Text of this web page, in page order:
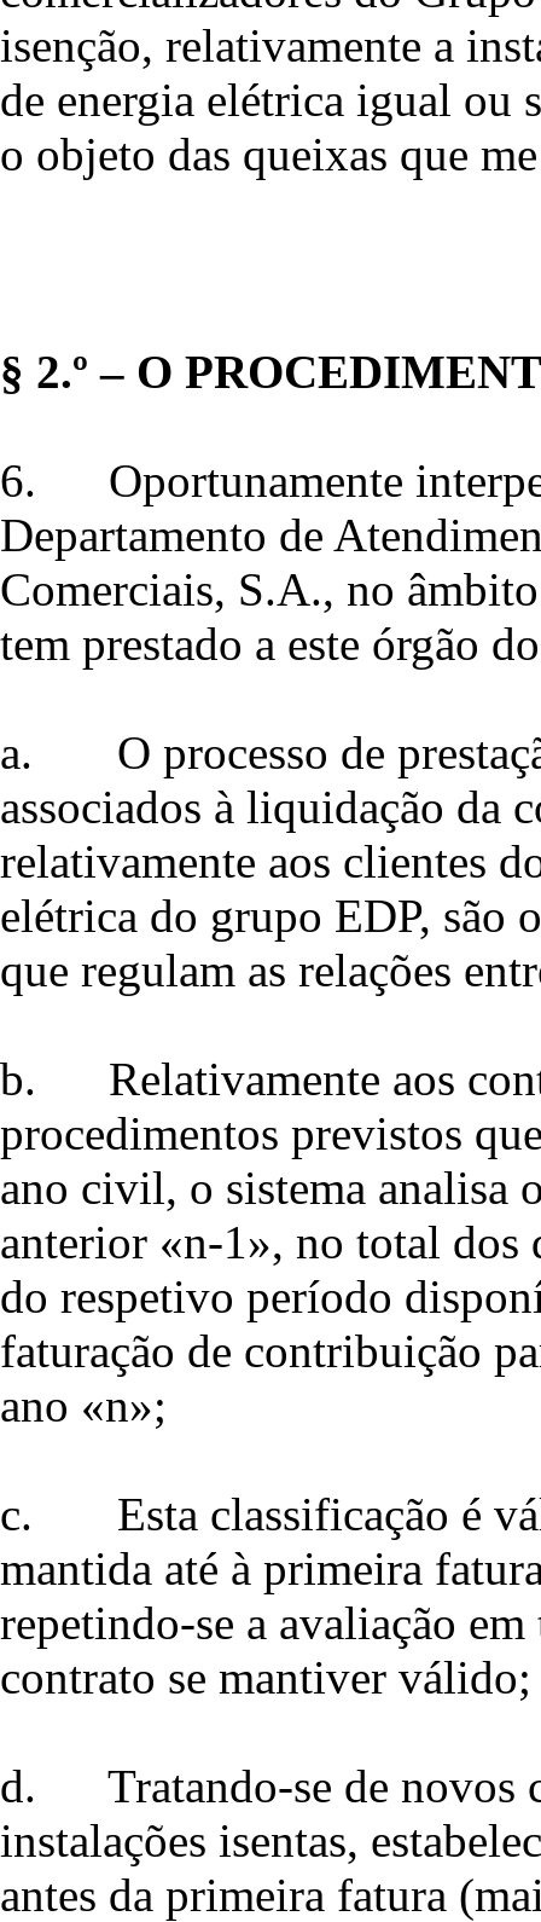
isenção, relativamente a
de energia elétrica igual
o objeto das queixas que
§ 2.º – O
6.
Oportunamente
Departamento de
Comerciais, S.A., no
tem prestado a este órgão
a.
O processo de
associados à liquidação da
relativamente aos clientes
elétrica do grupo EDP, são
que regulam as relações
b.
Relativamente aos
procedimentos previstos
ano civil, o sistema analisa
anterior «n-1», no total dos
do respetivo período
faturação de contribuição
ano «n»;
c.
Esta classificação é
mantida até à primeira
repetindo-se a avaliação
contrato se mantiver válido;
d.
Tratando-se de novos
instalações isentas,
antes da primeira fatura